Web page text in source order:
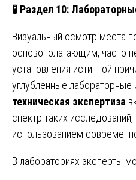
🧪 Раздел 10:
Визуальный осмотр места
основополагающим, часто
установления истинной
углубленные лабораторные
техническая экспертиза
спектр таких
использованием
В лабораториях эксперты